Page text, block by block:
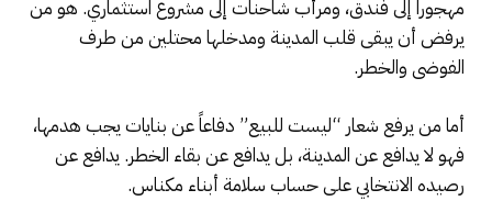
مهجوراً إلى فندق، ومرأب شاحنات إلى مشروع استثماري. هو من
يرفض أن يبقى قلب المدينة ومدخلها محتلين من طرف
الفوضى والخطر.
أما من يرفع شعار “ليست للبيع” دفاعاً عن بنايات يجب هدمها،
فهو لا يدافع عن المدينة، بل يدافع عن بقاء الخطر. يدافع عن
رصيده الانتخابي على حساب سلامة أبناء مكناس.